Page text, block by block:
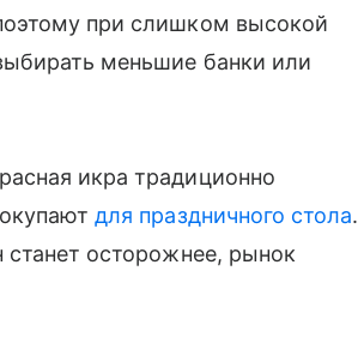
при слишком высокой
меньшие банки или
икра традиционно
для праздничного стола.
станет осторожнее, рынок